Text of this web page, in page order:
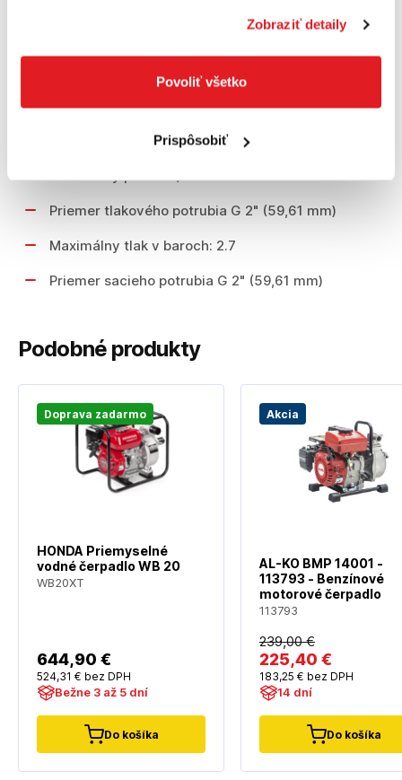
Zobraziť detaily
Povoliť všetko
Prispôsobiť
Maximálna dopravná výška v m: 27.0
Produktový rad Premium
Počet valcov motora: 1
Priemer tlakového potrubia G 2" (59,61 mm)
Maximálny tlak v baroch: 2.7
Priemer sacieho potrubia G 2" (59,61 mm)
Podobné produkty
Doprava zadarmo
HONDA Priemyselné
vodné čerpadlo WB 20
WB20XT
644,90 €
524,31 € bez DPH
Bežne 3 až 5 dní
Do košíka
Akcia
AL-KO BMP 14001 -
113793 - Benzínové
motorové čerpadlo
113793
239,00 €
225,40 €
183,25 € bez DPH
14 dní
Do košíka